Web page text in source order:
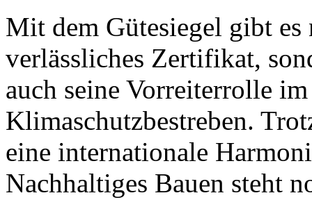
Mit dem Gütesiegel gibt
verlässliches Zertifikat,
auch seine Vorreiterrolle
Klimaschutzbestreben.
eine internationale
Nachhaltiges Bauen steht